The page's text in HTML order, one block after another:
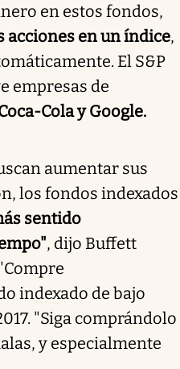
en estos fondos,
acciones en un índice,
El S&P
empresas de
Cola y Google.
aumentar sus
los fondos indexados
sentido
, dijo Buffett
indexado de bajo
"Siga comprándolo
y especialmente